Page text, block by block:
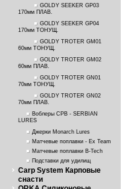
GOLDY SEEKER GP03
170мм ПЛАВ.
GOLDY SEEKER GP04
170мм ТОНУЩ.
GOLDY TROTER GM01
60мм ТОНУЩ.
GOLDY TROTER GM02
60мм ПЛАВ.
GOLDY TROTER GN01
70мм ТОНУЩ.
GOLDY TROTER GN02
70мм ПЛАВ.
Воблеры СРВ - SERBIAN
LURES
Джерки Monarch Lures
Матчевые поплавки - Ex Team
Матчевые поплавки B-Tech
Подставки для удилищ
Carp System Карповые
снасти